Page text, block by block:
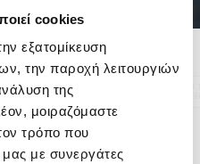
cookies
εξατομίκευση
την παροχή λειτουργιών
της
μοιραζόμαστε
τρόπο που
μας με συνεργάτες
και σύγκρινετιμή